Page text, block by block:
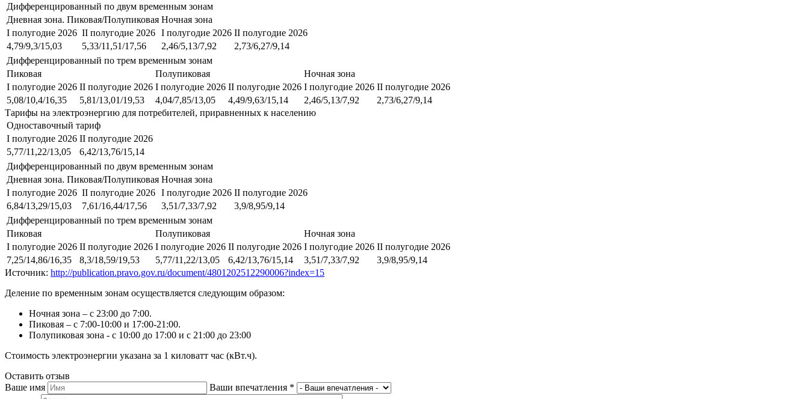
Дифференцированный по двум временным зонам
Дневная зона. Пиковая/Полупиковая Ночная зона
I полугодие 2026 II полугодие 2026 I полугодие 2026 II полугодие 2026
4,79/9,3/15,03
5,33/11,51/17,56 2,46/5,13/7,92
2,73/6,27/9,14
Дифференцированный по трем временным зонам
Пиковая
Полупиковая
Ночная зона
I полугодие 2026 II полугодие 2026 I полугодие 2026 II полугодие 2026 I полугодие 2026 II полугодие 2026
5,08/10,4/16,35
5,81/13,01/19,53 4,04/7,85/13,05 4,49/9,63/15,14 2,46/5,13/7,92
2,73/6,27/9,14
Тарифы на электроэнергию для потребителей, приравненных к населению
Одноставочный тариф
I полугодие 2026 II полугодие 2026
5,77/11,22/13,05
6,42/13,76/15,14
Дифференцированный по двум временным зонам
Дневная зона. Пиковая/Полупиковая Ночная зона
I полугодие 2026 II полугодие 2026 I полугодие 2026 II полугодие 2026
6,84/13,29/15,03
7,61/16,44/17,56 3,51/7,33/7,92
3,9/8,95/9,14
Дифференцированный по трем временным зонам
Пиковая
Полупиковая
Ночная зона
I полугодие 2026 II полугодие 2026 I полугодие 2026 II полугодие 2026 I полугодие 2026 II полугодие 2026
7,25/14,86/16,35
8,3/18,59/19,53 5,77/11,22/13,05 6,42/13,76/15,14 3,51/7,33/7,92
3,9/8,95/9,14
Источник: http://publication.pravo.gov.ru/document/4801202512290006?index=15
Деление по временным зонам осуществляется следующим образом:
Ночная зона – с 23:00 до 7:00.
Пиковая – с 7:00-10:00 и 17:00-21:00.
Полупиковая зона - с 10:00 до 17:00 и с 21:00 до 23:00
Стоимость электроэнергии указана за 1 киловатт час (кВт.ч).
Оставить отзыв
Ваше имя
Ваши впечатления *